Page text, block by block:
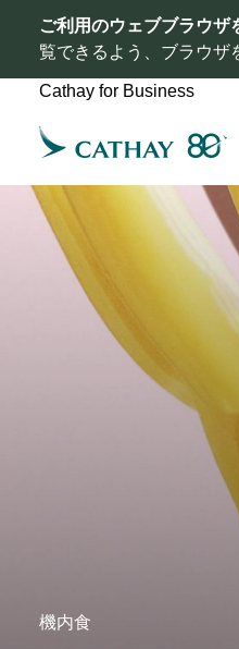
ご利用のウェブブラウザ
覧できるよう、ブラウザ
Cathay for Business
機内食